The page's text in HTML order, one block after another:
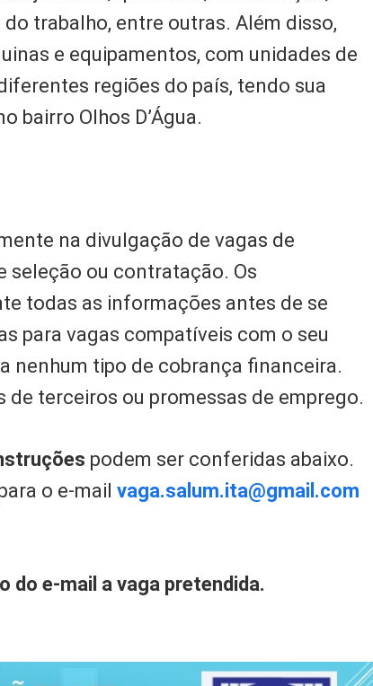
trabalho, entre outras. Além disso,
e equipamentos, com unidades de
regiões do país, tendo sua
bairro Olhos D’Água.
na divulgação de vagas de
seleção ou contratação. Os
todas as informações antes de se
para vagas compatíveis com o seu
nenhum tipo de cobrança financeira.
de terceiros ou promessas de emprego.
podem ser conferidas abaixo.
o e-mailvaga.salum.ita@gmail.com
do e-mail a vaga pretendida.